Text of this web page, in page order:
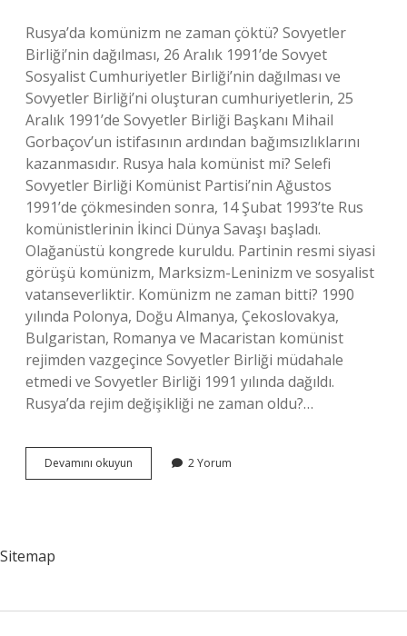
Rusya’da komünizm ne zaman çöktü? Sovyetler
Birliği’nin dağılması, 26 Aralık 1991’de Sovyet
Sosyalist Cumhuriyetler Birliği’nin dağılması ve
Sovyetler Birliği’ni oluşturan cumhuriyetlerin, 25
Aralık 1991’de Sovyetler Birliği Başkanı Mihail
Gorbaçov’un istifasının ardından bağımsızlıklarını
kazanmasıdır. Rusya hala komünist mi? Selefi
Sovyetler Birliği Komünist Partisi’nin Ağustos
1991’de çökmesinden sonra, 14 Şubat 1993’te Rus
komünistlerinin İkinci Dünya Savaşı başladı.
Olağanüstü kongrede kuruldu. Partinin resmi siyasi
görüşü komünizm, Marksizm-Leninizm ve sosyalist
vatanseverliktir. Komünizm ne zaman bitti? 1990
yılında Polonya, Doğu Almanya, Çekoslovakya,
Bulgaristan, Romanya ve Macaristan komünist
rejimden vazgeçince Sovyetler Birliği müdahale
etmedi ve Sovyetler Birliği 1991 yılında dağıldı.
Rusya’da rejim değişikliği ne zaman oldu?…
Devamını okuyun Rusyada
Komünizm
2 Yorum
Sitemap